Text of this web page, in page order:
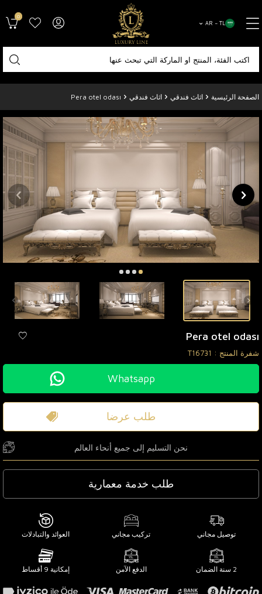
AR − TL
0
الصفحة الرئيسية اثاث فندقي اثاث فندقي Pera otel odası
Pera otel odası
شفرة المنتج : T16731
Whatsapp
طلب عرضا
نحن التسليم إلى جميع أنحاء العالم
طلب خدمة معمارية
توصيل مجاني تركيب مجاني العوائد والتبادلات
2 سنة الضمان الدفع الآمن إمكانية 9 أقساط